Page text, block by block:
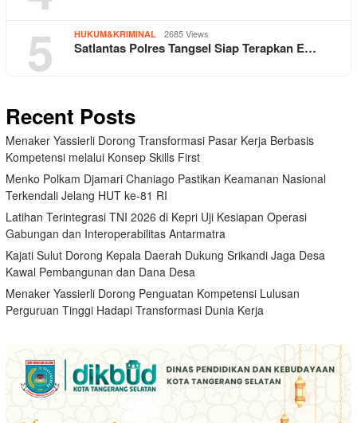
5
HUKUM&KRIMINAL 2685 Views
Satlantas Polres Tangsel Siap Terapkan E…
Recent Posts
Menaker Yassierli Dorong Transformasi Pasar Kerja Berbasis
Kompetensi melalui Konsep Skills First
Menko Polkam Djamari Chaniago Pastikan Keamanan Nasional
Terkendali Jelang HUT ke-81 RI
Latihan Terintegrasi TNI 2026 di Kepri Uji Kesiapan Operasi
Gabungan dan Interoperabilitas Antarmatra
Kajati Sulut Dorong Kepala Daerah Dukung Srikandi Jaga Desa
Kawal Pembangunan dan Dana Desa
Menaker Yassierli Dorong Penguatan Kompetensi Lulusan
Perguruan Tinggi Hadapi Transformasi Dunia Kerja